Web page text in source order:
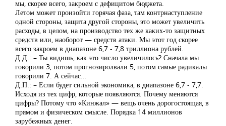
мы, скорее всего, закроем с дефицитом бюджета.
Летом может произойти горячая фаза, там контрнаступление
одной стороны, защита другой стороны, это может увеличить
расходы, в целом, на производство тех же каких-то защитных
средств или, наоборот — средств атаки. Мы этот год скорее
всего закроем в диапазоне 6,7 - 7,8 триллиона рублей.
Д.Д.: – Ты видишь, как это число увеличилось? Сначала мы
говорили 3, потом прогнозиролвали 5, потом самые радикалы
говорили 7. А сейчас…
Д.П.: – Если будет сильной экономика, в диапазоне 6,7 - 7,7.
Исходя из тех цифр, которые появляются. Почему меняются
цифры? Потому что «Кинжал» — вещь очень дорогостоящая, в
прямом и физическом смысле. Порядка 14 миллионов
зарубежных денег.